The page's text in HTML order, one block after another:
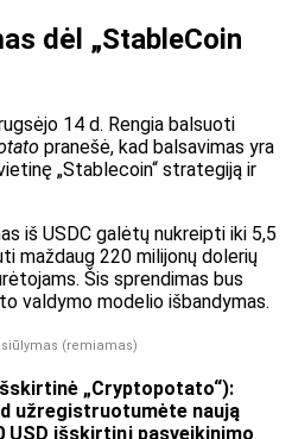
dėl „StableCoin
14 d. Rengia balsuoti
pranešė, kad balsavimas yra
„Stablecoin“ strategiją ir
iš USDC galėtų nukreipti iki 5,5
maždaug 220 milijonų dolerių
Šis sprendimas bus
valdymo modelio išbandymas.
(remiamas)
„Cryptopotato“):
užregistruotumėte naują
išskirtinį pasveikinimo